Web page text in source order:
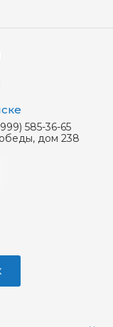
585-36-65
дом 238